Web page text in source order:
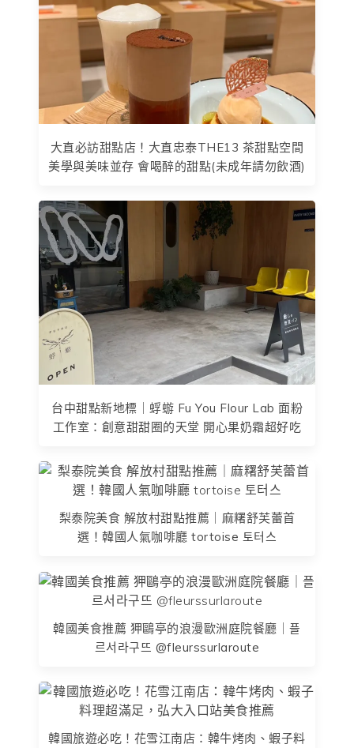
大直必訪甜點店！大直忠泰THE13 茶甜點空間
美學與美味並存 會喝醉的甜點(未成年請勿飲酒)
台中甜點新地標｜蜉蝣 Fu You Flour Lab 面粉
工作室：創意甜甜圈的天堂 開心果奶霜超好吃
梨泰院美食 解放村甜點推薦｜麻糬舒芙蕾首
選！韓國人氣咖啡廳 tortoise 토터스
韓國美食推薦 狎鷗亭的浪漫歐洲庭院餐廳｜플
르서라구뜨 @fleurssurlaroute
韓國旅遊必吃！花雪江南店：韓牛烤肉、蝦子料